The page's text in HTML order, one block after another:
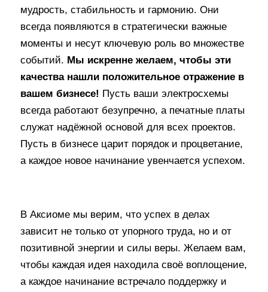
мудрость, стабильность и гармонию. Они
всегда появляются в стратегически важные
моменты и несут ключевую роль во множестве
событий. Мы искренне желаем, чтобы эти
качества нашли положительное отражение в
вашем бизнесе! Пусть ваши электросхемы
всегда работают безупречно, а печатные платы
служат надёжной основой для всех проектов.
Пусть в бизнесе царит порядок и процветание,
а каждое новое начинание увенчается успехом.
В Аксиоме мы верим, что успех в делах
зависит не только от упорного труда, но и от
позитивной энергии и силы веры. Желаем вам,
чтобы каждая идея находила своё воплощение,
а каждое начинание встречало поддержку и